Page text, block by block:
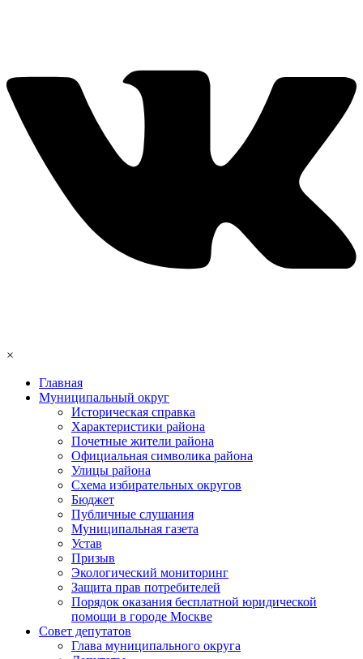
×
Главная
Муниципальный округ
Историческая справка
Характеристики района
Почетные жители района
Официальная символика района
Улицы района
Схема избирательных округов
Бюджет
Публичные слушания
Муниципальная газета
Устав
Призыв
Экологический мониторинг
Защита прав потребителей
Порядок оказания бесплатной юридической
помощи в городе Москве
Совет депутатов
Глава муниципального округа